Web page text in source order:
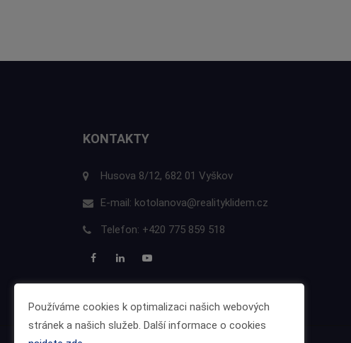
KONTAKTY
Husova 8/12, 682 01 Vyškov
E-mail: kotolanova@realityklidem.cz
Telefon: +420 775 859 518
Používáme cookies k optimalizaci našich webových
stránek a našich služeb. Další informace o cookies